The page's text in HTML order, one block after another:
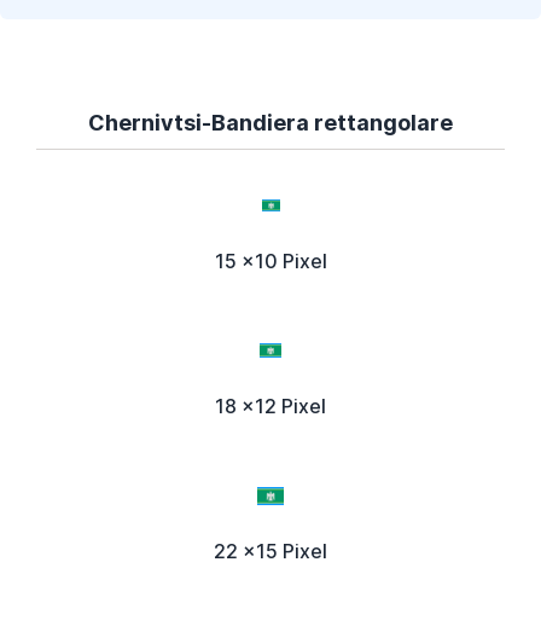
Chernivtsi-Bandiera rettangolare
15 x10 Pixel
18 x12 Pixel
22 x15 Pixel